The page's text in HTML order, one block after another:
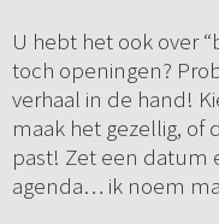
U hebt het ook over
toch openingen?
verhaal in de hand!
maak het gezellig, of
past! Zet een datum
agenda… ik noem